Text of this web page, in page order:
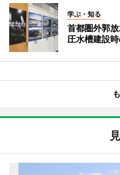
学ぶ・知る
首都圏外郭
圧水槽建設